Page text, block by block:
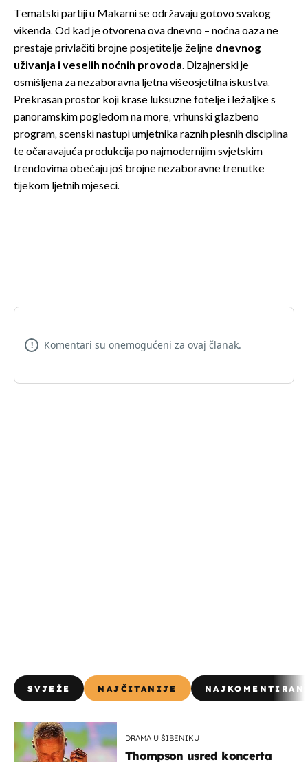
Tematski partiji u Makarni se održavaju gotovo svakog
vikenda. Od kad je otvorena ova dnevno – noćna oaza ne
prestaje privlačiti brojne posjetitelje željne dnevnog
uživanja i veselih noćnih provoda. Dizajnerski je
osmišljena za nezaboravna ljetna višeosjetilna iskustva.
Prekrasan prostor koji krase luksuzne fotelje i ležaljke s
panoramskim pogledom na more, vrhunski glazbeno
program, scenski nastupi umjetnika raznih plesnih disciplina
te očaravajuća produkcija po najmodernijim svjetskim
trendovima obećaju još brojne nezaboravne trenutke
tijekom ljetnih mjeseci.
! Komentari su onemogućeni za ovaj članak.
SVJEŽE NAJČITANIJE
DRAMA U ŠIBENIKU
Thompson usred koncerta